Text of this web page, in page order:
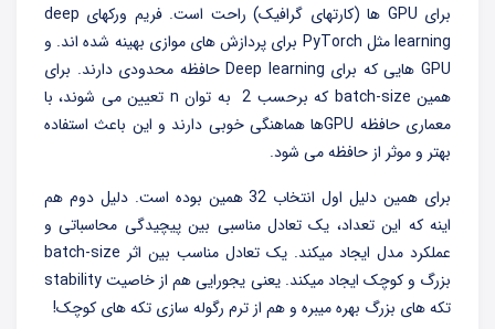
برای GPU ها (کارتهای گرافیک) راحت است. فریم ورکهای deep
learning مثل PyTorch برای پردازش های موازی بهینه شده اند. و
GPU هایی که برای Deep learning حافظه محدودی دارند. برای
همین batch-size که برحسب 2 به توان n تعیین می شوند، با
معماری حافظه GPUها هماهنگی خوبی دارند و این باعث استفاده
بهتر و موثر از حافظه می شود.
برای همین دلیل اول انتخاب 32 همین بوده است. دلیل دوم هم
اینه که این تعداد، یک تعادل مناسبی بین پیچیدگی محاسباتی و
عملکرد مدل ایجاد میکند. یک تعادل مناسب بین اثر batch-size
بزرگ و کوچک ایجاد میکند. یعنی یجورایی هم از خاصیت stability
تکه های بزرگ بهره میبره و هم از ترم رگوله سازی تکه های کوچک!